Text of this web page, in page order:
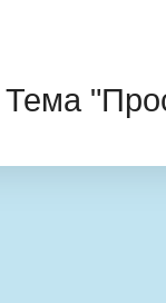
Тема